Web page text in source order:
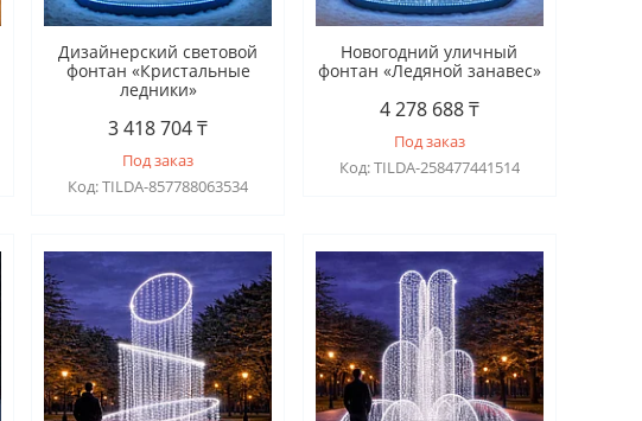
Дизайнерский световой
фонтан «Кристальные
ледники»
3 418 704 ₸
Под заказ
TILDA-857788063534
Новогодний уличный
фонтан «Ледяной занавес»
4 278 688 ₸
Под заказ
TILDA-258477441514